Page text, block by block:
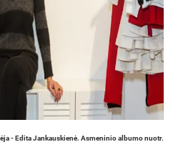
- Edita Jankauskienė. Asmeninio albumo nuotr.